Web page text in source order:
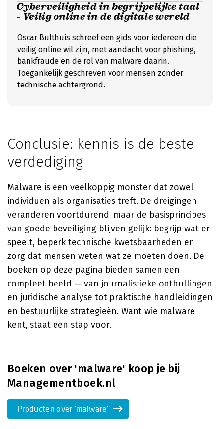
Cyberveiligheid in begrijpelijke taal
- Veilig online in de digitale wereld
Oscar Bulthuis schreef een gids voor iedereen die
veilig online wil zijn, met aandacht voor phishing,
bankfraude en de rol van malware daarin.
Toegankelijk geschreven voor mensen zonder
technische achtergrond.
Conclusie: kennis is de beste
verdediging
Malware is een veelkoppig monster dat zowel
individuen als organisaties treft. De dreigingen
veranderen voortdurend, maar de basisprincipes
van goede beveiliging blijven gelijk: begrijp wat er
speelt, beperk technische kwetsbaarheden en
zorg dat mensen weten wat ze moeten doen. De
boeken op deze pagina bieden samen een
compleet beeld — van journalistieke onthullingen
en juridische analyse tot praktische handleidingen
en bestuurlijke strategieën. Want wie malware
kent, staat een stap voor.
Boeken over 'malware' koop je bij
Managementboek.nl
Producten over 'malware'